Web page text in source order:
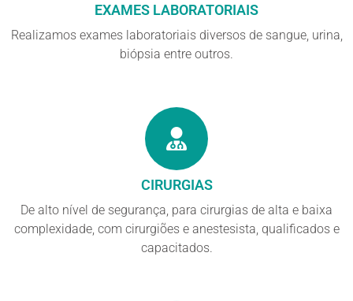
EXAMES LABORATORIAIS
Realizamos exames laboratoriais diversos de sangue, urina,
biópsia entre outros.
CIRURGIAS
De alto nível de segurança, para cirurgias de alta e baixa
complexidade, com cirurgiões e anestesista, qualificados e
capacitados.